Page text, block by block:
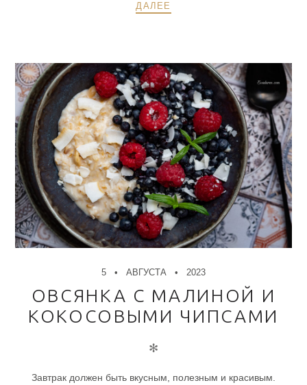
ДАЛЕЕ
5 АВГУСТА 2023
ОВСЯНКА С МАЛИНОЙ И
КОКОСОВЫМИ ЧИПСАМИ
✻
Завтрак должен быть вкусным, полезным и красивым.